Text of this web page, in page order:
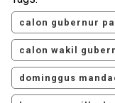
calon gubernur
calon wakil
dominggus